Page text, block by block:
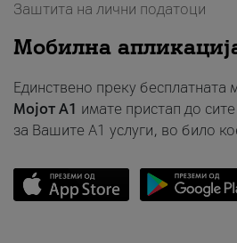
Заштита на лични податоци
Мобилна
Единствено преку бесплатната
Мојот A1 имате пристап до
за Вашите A1 услуги, во било